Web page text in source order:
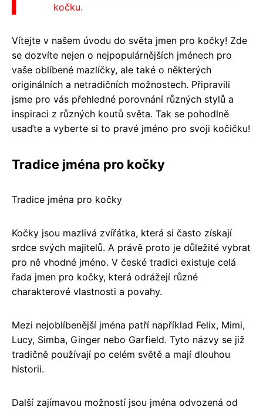
kočku.
Vítejte v našem úvodu do světa jmen pro kočky! Zde
se dozvíte nejen o nejpopulárnějších jménech pro
vaše oblíbené mazlíčky, ale také o některých
originálních a netradičních možnostech. Připravili
jsme pro vás přehledné porovnání různých stylů a
inspiraci z různých koutů světa. Tak se pohodlně
usaďte a vyberte si to pravé jméno pro svoji kočičku!
Tradice jména pro kočky
Tradice jména pro kočky
Kočky jsou mazlivá zvířátka, která si často získají
srdce svých majitelů. A právě proto je důležité vybrat
pro ně vhodné jméno. V české tradici existuje celá
řada jmen pro kočky, která odrážejí různé
charakterové vlastnosti a povahy.
Mezi nejoblíbenější jména patří například Felix, Mimi,
Lucy, Simba, Ginger nebo Garfield. Tyto názvy se již
tradičně používají po celém světě a mají dlouhou
historii.
Další zajímavou možností jsou jména odvozená od